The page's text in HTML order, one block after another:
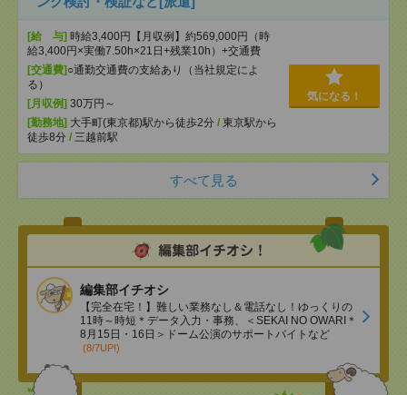
[給 与] 時給3,400円【月収例】約569,000円（時
給3,400円×実働7.50h×21日+残業10h）+交通費
[交通費] ○通勤交通費の支給あり（当社規定によ
る）
[月収例] 30万円～
[勤務地] 大手町(東京都)駅から徒歩2分 / 東京駅から
徒歩8分 / 三越前駅
気になる！
すべて見る
編集部イチオシ
【完全在宅！】難しい業務なし＆電話なし！ゆっくりの
11時～時短＊データ入力・事務、＜SEKAI NO OWARI＊
8月15日・16日＞ドーム公演のサポートバイトなど
(8/7UP!)